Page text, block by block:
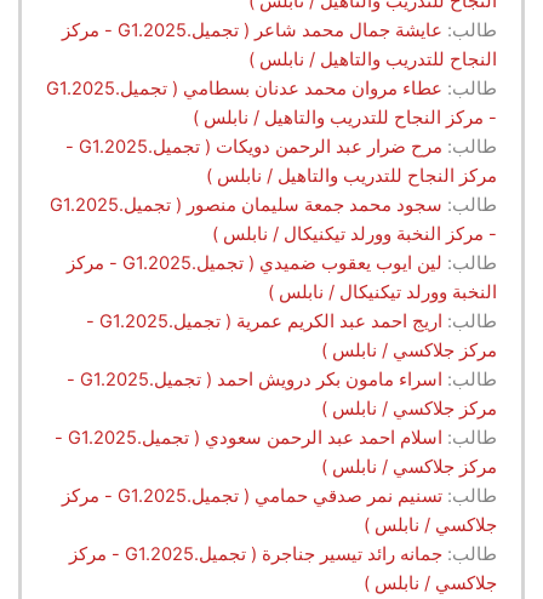
طالب:
عايشة جمال محمد شاعر ( تجميل.G1.2025 - مركز
النجاح للتدريب والتاهيل / نابلس )
طالب:
عطاء مروان محمد عدنان بسطامي ( تجميل.G1.2025
- مركز النجاح للتدريب والتاهيل / نابلس )
طالب:
مرح ضرار عبد الرحمن دويكات ( تجميل.G1.2025 -
مركز النجاح للتدريب والتاهيل / نابلس )
طالب:
سجود محمد جمعة سليمان منصور ( تجميل.G1.2025
- مركز النخبة وورلد تيكنيكال / نابلس )
طالب:
لين ايوب يعقوب ضميدي ( تجميل.G1.2025 - مركز
النخبة وورلد تيكنيكال / نابلس )
طالب:
اريج احمد عبد الكريم عمرية ( تجميل.G1.2025 -
مركز جلاكسي / نابلس )
طالب:
اسراء مامون بكر درويش احمد ( تجميل.G1.2025 -
مركز جلاكسي / نابلس )
طالب:
اسلام احمد عبد الرحمن سعودي ( تجميل.G1.2025 -
مركز جلاكسي / نابلس )
طالب:
تسنيم نمر صدقي حمامي ( تجميل.G1.2025 - مركز
جلاكسي / نابلس )
طالب:
جمانه رائد تيسير جناجرة ( تجميل.G1.2025 - مركز
جلاكسي / نابلس )